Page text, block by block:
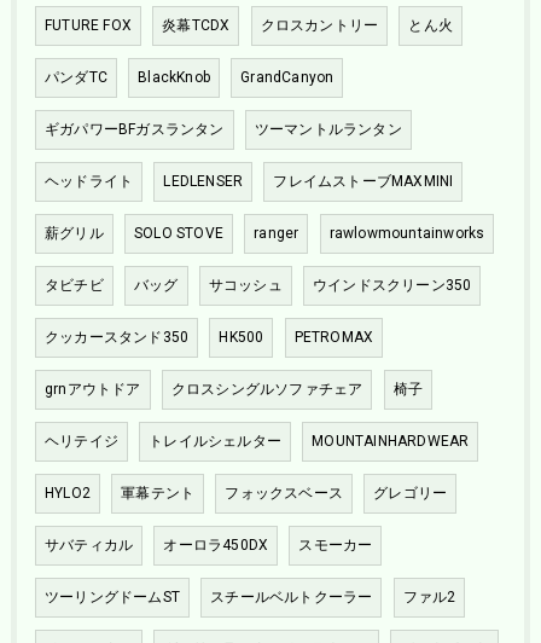
FUTURE FOX 炎幕TCDX クロスカントリー とん火
パンダTC BlackKnob GrandCanyon
ギガパワーBFガスランタン ツーマントルランタン
ヘッドライト LEDLENSER フレイムストーブMAXMINI
薪グリル SOLO STOVE ranger rawlowmountainworks
タビチビ バッグ サコッシュ ウインドスクリーン350
クッカースタンド350 HK500 PETROMAX
grnアウトドア クロスシングルソファチェア 椅子
ヘリテイジ トレイルシェルター MOUNTAINHARDWEAR
HYLO2 軍幕テント フォックスベース グレゴリー
サバティカル オーロラ450DX スモーカー
ツーリングドームST スチールベルトクーラー ファル2